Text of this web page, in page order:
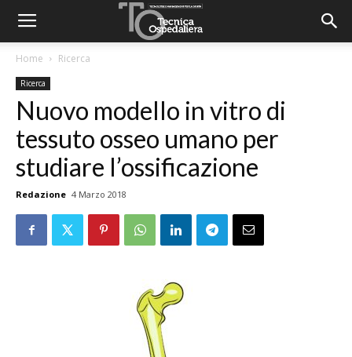
Home Ricerca
Ricerca
Nuovo modello in vitro di
tessuto osseo umano per
studiare l’ossificazione
Redazione 4 Marzo 2018